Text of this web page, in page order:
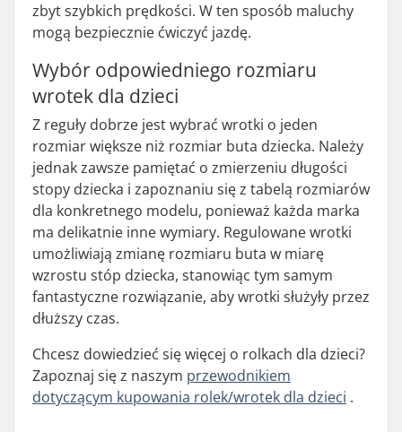
zbyt szybkich prędkości. W ten sposób maluchy
mogą bezpiecznie ćwiczyć jazdę.
Wybór odpowiedniego rozmiaru
wrotek dla dzieci
Z reguły dobrze jest wybrać wrotki o jeden
rozmiar większe niż rozmiar buta dziecka. Należy
jednak zawsze pamiętać o zmierzeniu długości
stopy dziecka i zapoznaniu się z tabelą rozmiarów
dla konkretnego modelu, ponieważ każda marka
ma delikatnie inne wymiary. Regulowane wrotki
umożliwiają zmianę rozmiaru buta w miarę
wzrostu stóp dziecka, stanowiąc tym samym
fantastyczne rozwiązanie, aby wrotki służyły przez
dłuższy czas.
Chcesz dowiedzieć się więcej o rolkach dla dzieci?
Zapoznaj się z naszym przewodnikiem
dotyczącym kupowania rolek/wrotek dla dzieci .